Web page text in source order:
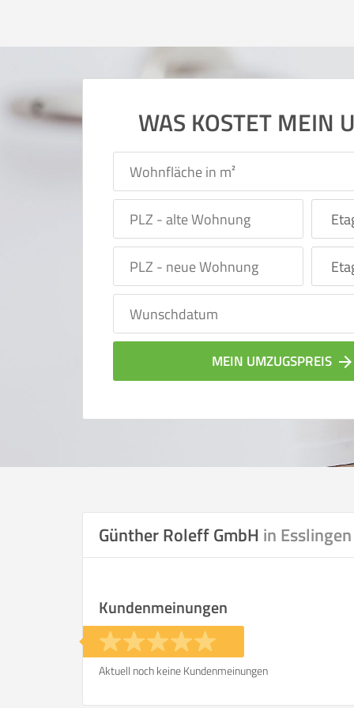
WAS KOSTET MEIN
MEIN UMZUGSPREIS arrow_forward
Vergleichsergebnis
Ihre Angaben: am
Günther Roleff GmbH in Esslingen
Kundenmeinungen
Aktuell noch keine Kundenmeinungen